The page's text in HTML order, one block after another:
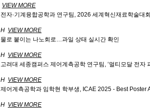
VIEW MORE
전자·기계융합공학과 연구팀, 2026 세계혁신재료학술대
H VIEW MORE
물로 붙이는 나노회로…과일 상태 실시간 확인
H VIEW MORE
고려대 세종캠퍼스 제어계측공학 연구팀, ‘멀티모달 전자
H VIEW MORE
제어계측공학과 임학현 학부생, ICAE 2025 - Best Poster
H VIEW MORE